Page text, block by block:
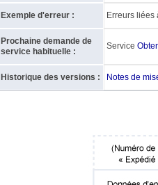
Exemple d'erreur : Erreurs liées
Prochaine demande de
service habituelle :
Service
Historique des versions : Notes de